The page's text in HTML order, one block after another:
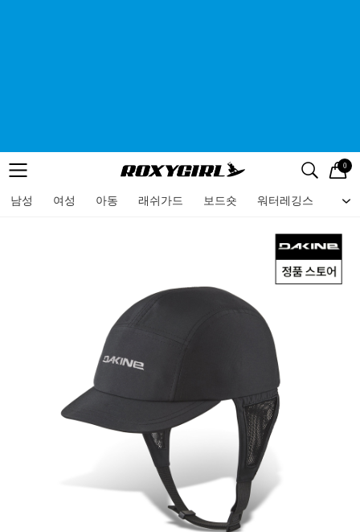
메뉴 검색
로고 0
남성 여성 아동 래쉬가드 보드숏 워터레깅스 비
메뉴